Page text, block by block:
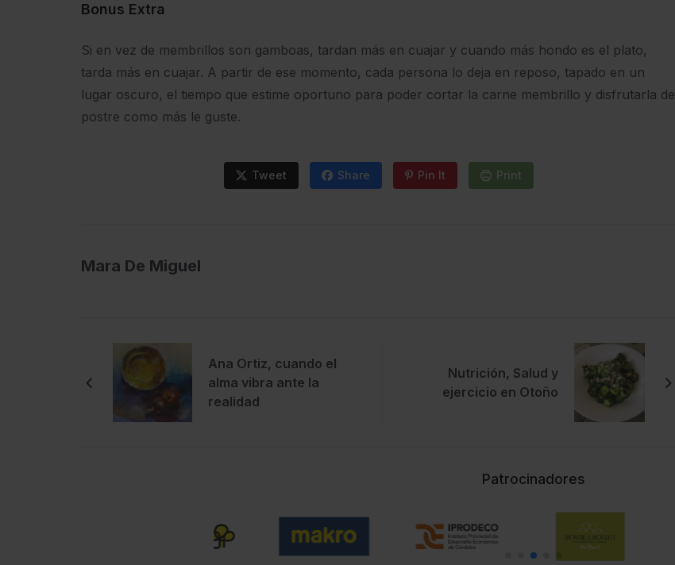
Bonus Extra
Si en vez de membrillos son gamboas, tardan más en cuajar y cuando más hondo es el plato,
tarda más en cuajar. A partir de ese momento, cada persona lo deja en reposo, tapado en un
lugar oscuro, el tiempo que estime oportuno para poder cortar la carne membrillo y disfrutarla de
postre como más le guste.
Tweet Share Pin It Print
Mara De Miguel
Ana Ortiz, cuando el
alma vibra ante la
realidad
Nutrición, Salud y
ejercicio en Otoño
Patrocinadores